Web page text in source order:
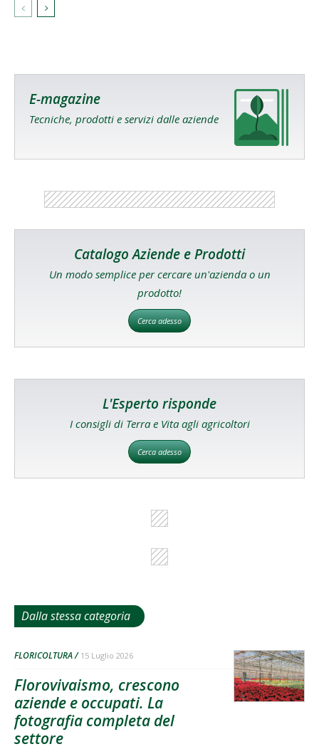
E-magazine
Tecniche, prodotti e servizi dalle aziende
Catalogo Aziende e Prodotti
Un modo semplice per cercare un'azienda o un
prodotto!
Cerca adesso
L'Esperto risponde
I consigli di Terra e Vita agli agricoltori
Cerca adesso
Dalla stessa categoria
FLORICOLTURA 15 Luglio 2026
Florovivaismo, crescono
aziende e occupati. La
fotografia completa del
settore